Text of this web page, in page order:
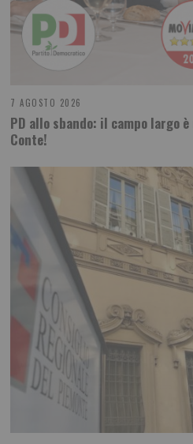
7 AGOSTO 2026
PD allo sbando: il campo largo
Conte!